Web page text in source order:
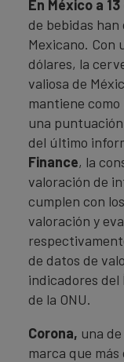
En México a
de bebidas
Mexicano. Con
dólares, la
valiosa de
mantiene
una
del último
Finance, la
valoración de
cumplen con
valoración y
de datos de
indicadores del
de la ONU.
Corona, una
marca que